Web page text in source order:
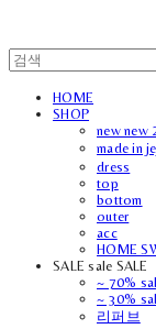
HOME
SHOP
new new
made in
dress
top
bottom
outer
acc
HOME
SALE sale SALE
~ 70%
~ 30%
리퍼브